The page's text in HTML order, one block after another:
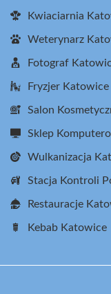
Kwiaciarnia
Weterynarz
Fotograf
Fryzjer Katowice
Salon
Sklep
Wulkanizacja
Stacja Kontroli
Restauracje
Kebab Katowice